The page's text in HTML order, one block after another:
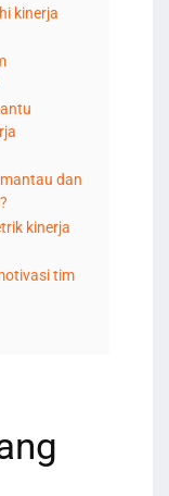
kinerja
dan
kinerja
tim